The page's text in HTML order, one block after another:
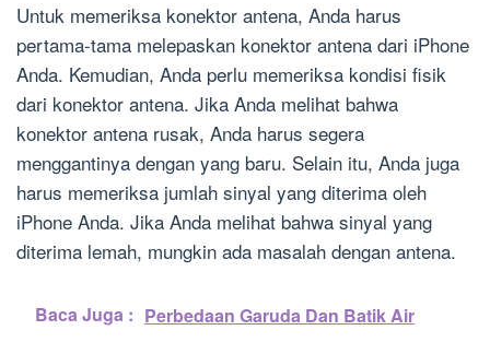
Untuk memeriksa konektor antena, Anda harus
pertama-tama melepaskan konektor antena dari iPhone
Anda. Kemudian, Anda perlu memeriksa kondisi fisik
dari konektor antena. Jika Anda melihat bahwa
konektor antena rusak, Anda harus segera
menggantinya dengan yang baru. Selain itu, Anda juga
harus memeriksa jumlah sinyal yang diterima oleh
iPhone Anda. Jika Anda melihat bahwa sinyal yang
diterima lemah, mungkin ada masalah dengan antena.
Baca Juga : Perbedaan Garuda Dan Batik Air